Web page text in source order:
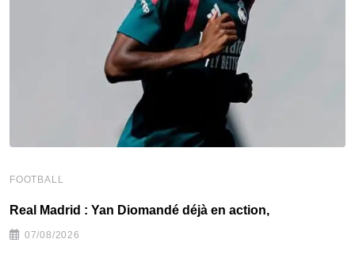
FOOTBALL
Real Madrid : Yan Diomandé déjà en action,
07/08/2026